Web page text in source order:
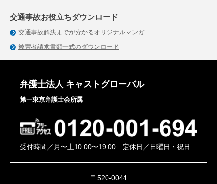
交通事故お役立ちダウンロード
交通事故解決までが分かるオリジナルマンガ
被害者請求書類一式のダウンロード
弁護士法人 キャストグローバル
第一東京弁護士会所属
受付時間／月〜土10:00〜19:00 定休日／日曜日・祝日
〒520-0044